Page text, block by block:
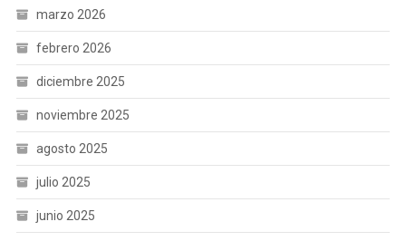
marzo 2026
febrero 2026
diciembre 2025
noviembre 2025
agosto 2025
julio 2025
junio 2025